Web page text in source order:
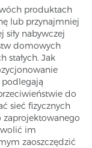
produktach
lub przynajmniej
siły nabywczej
domowych
stałych. Jak
podlegają
do
sieć fizycznych
im
zaoszczędzić